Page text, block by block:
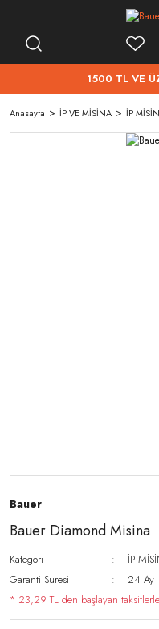
1500 TL VE
Anasayfa İP VE MİSİNA İP
Bauer
Bauer Diamond Misina
Kategori
İP
Garanti Süresi
24 Ay
* 23,29 TL den başlayan